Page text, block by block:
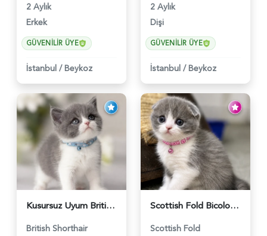
2 Aylık
Erkek
GÜVENILIR ÜYE
İstanbul / Beykoz
2 Aylık
Dişi
GÜVENILIR ÜYE
İstanbul / Beykoz
Kusursuz Uyum British Shorthair Bi Color Erkek - 6011
British Shorthair
Scottish Fold Bicolor Lilac Dişi - 6014
Scottish Fold